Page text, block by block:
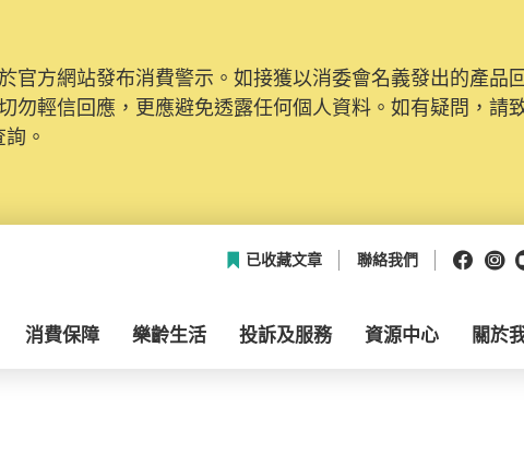
官方網站發布消費警示。如接獲以消委會名義發出的產品
勿輕信回應，更應避免透露任何個人資料。如有疑問，請
。
已收藏文章 聯絡我們
消費保障 樂齡生活 投訴及服務 資源中心 關於